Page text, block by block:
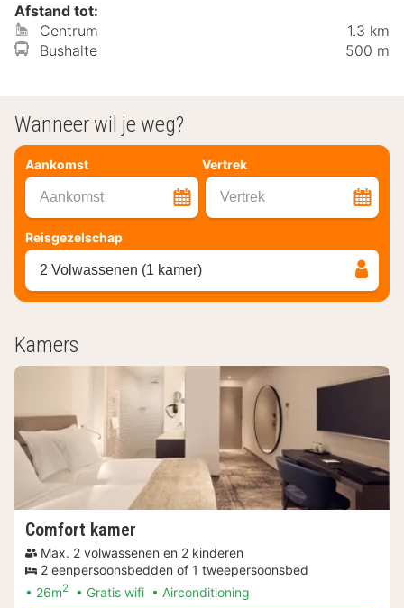
Afstand tot:
Centrum
1.3 km
Bushalte
500 m
Wanneer wil je weg?
Aankomst Vertrek
Aankomst Vertrek
Reisgezelschap
2 Volwassenen (1 kamer)
Kamers
Comfort kamer
Max. 2 volwassenen en 2 kinderen
2 eenpersoonsbedden of 1 tweepersoonsbed
26m2 Gratis wifi Airconditioning